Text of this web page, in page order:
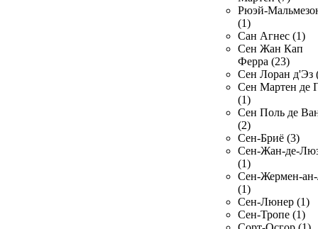
Рюэй-
(1)
Сан Агнес (1)
Сен Жан Кап
Ферра (23)
Сен Лоран д'Эз
Сен Мартен де
(1)
Сен Поль де
(2)
Сен-Бриё (3)
Сен-Жан-де-
(1)
Сен-Жермен-
(1)
Сен-Люнер (1)
Сен-Тропе (1)